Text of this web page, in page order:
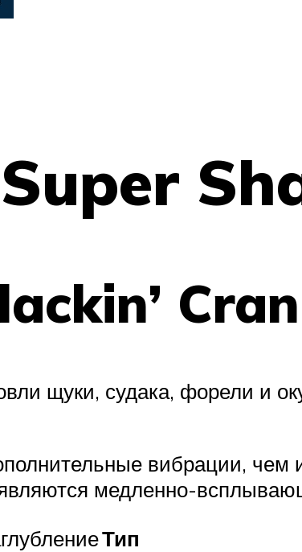
щуки, судака, форели и
вибрации,
медленно-
Тип